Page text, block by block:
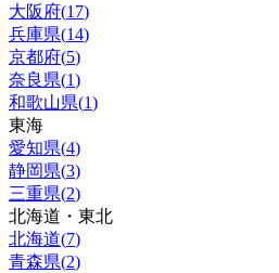
大阪府(17)
兵庫県(14)
京都府(5)
奈良県(1)
和歌山県(1)
東海
愛知県(4)
静岡県(3)
三重県(2)
北海道・東北
北海道(7)
青森県(2)